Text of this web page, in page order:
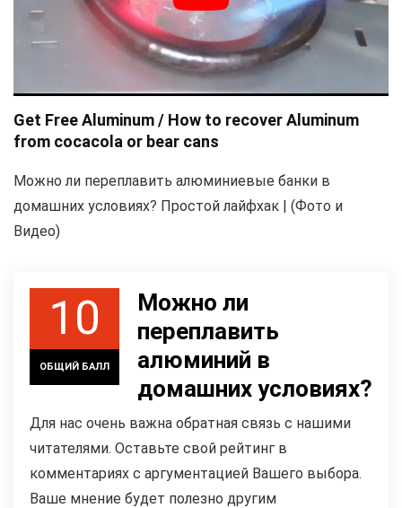
Get Free Aluminum / How to recover Aluminum
from cocacola or bear cans
Можно ли переплавить алюминиевые банки в
домашних условиях? Простой лайфхак | (Фото и
Видео)
10
ОБЩИЙ БАЛЛ
Можно ли
переплавить
алюминий в
домашних условиях?
Для нас очень важна обратная связь с нашими
читателями. Оставьте свой рейтинг в
комментариях с аргументацией Вашего выбора.
Ваше мнение будет полезно другим